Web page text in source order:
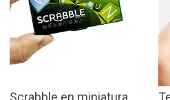
Scrabble en miniatura